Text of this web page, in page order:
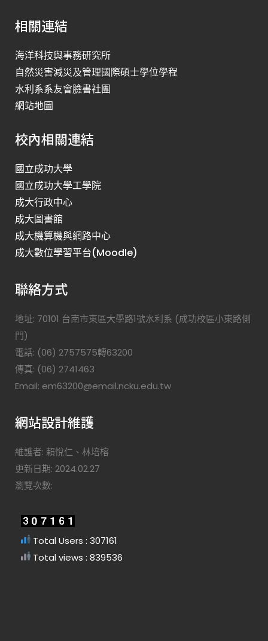
相關連結
海洋科技與事務研究所
自然災害減災及管理國際碩士學位學程
水利系系友會臉書社團
網站地圖
校內相關連結
國立成功大學
國立成功大學工學院
成大行政中心
成大圖書館
成大機算機與網路中心
成大數位學習平台(Moodle)
聯絡方式
地址: 70101 台南市東區大學路1號水利系 (成功校區小東路側
門)
電話: (06) 2757575轉63200
傳真: (06) 2741463
Email: em63200@email.ncku.edu.tw
網站設計維護
維護者: 賴悅仁、林培榕
更新日期: 2024.02.27
瀏覽次數:
Total Users : 307161
Total views : 839536